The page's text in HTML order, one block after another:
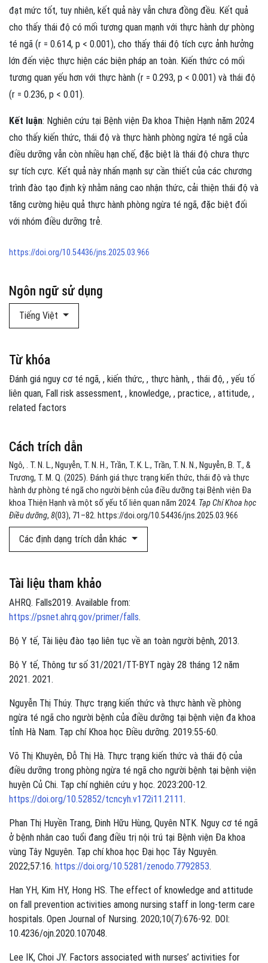
Ngôn ngữ sử dụng
Tiếng Việt
Cách trích dẫn
Ngô, . T. N. L., Nguyễn, T. N. H., Trần, T. K. L., Trần, T. N. N., Nguyễn, B. T., &
Trương, T. M. Q. (2025). Đánh giá thực trạng kiến thức, thái độ và thực
hành dự phòng té ngã cho người bệnh của điều dưỡng tại Bệnh viện Đa
khoa Thiện Hạnh và một số yếu tố liên quan năm 2024. Tạp Chí Khoa học
Điều dưỡng, 8(03), 71–82. https://doi.org/10.54436/jns.2025.03.966
Các định dạng trích dẫn khác
đạt mức tốt, tuy nhiên, kết quả này vẫn chưa đồng đều. Kết quả
cho thấy thái độ có mối tương quan mạnh với thực hành dự phòng
té ngã (r = 0.614, p < 0.001), cho thấy thái độ tích cực ảnh hưởng
lớn đến việc thực hiện các biện pháp an toàn. Kiến thức có mối
tương quan yếu hơn với thực hành (r = 0.293, p < 0.001) và thái độ
(r = 0.236, p < 0.01).
Kết luận: Nghiên cứu tại Bệnh viện Đa khoa Thiện Hạnh năm 2024
cho thấy kiến thức, thái độ và thực hành phòng ngừa té ngã của
điều dưỡng vẫn còn nhiều hạn chế, đặc biệt là thái độ chưa thực
sự tích cực. Kết quả này nhấn mạnh sự cần thiết của các chương
trình đào tạo định kỳ nhằm nâng cao nhận thức, cải thiện thái độ và
tăng cường hiệu quả thực hành phòng ngừa té ngã, đặc biệt đối
với nhóm điều dưỡng trẻ.
https://doi.org/10.54436/jns.2025.03.966
Từ khóa
Đánh giá nguy cơ té ngã , kiến thức , thực hành , thái độ , yếu tố
liên quan Fall risk assessment , knowledge , practice , attitude ,
related factors
Tài liệu tham khảo
AHRQ. Falls2019. Available from:
https://psnet.ahrq.gov/primer/falls.
Bộ Y tế, Tài liệu đào tạo liên tục về an toàn người bệnh, 2013.
Bộ Y tế, Thông tư số 31/2021/TT-BYT ngày 28 tháng 12 năm
2021. 2021.
Nguyễn Thị Thúy. Thực trạng kiến thức và thực hành về phòng
ngừa té ngã cho người bệnh của điều dưỡng tại bệnh viện đa khoa
tỉnh Hà Nam. Tạp chí Khoa học Điều dưỡng. 2019:55-60.
Võ Thị Khuyên, Đỗ Thị Hà. Thực trạng kiến thức và thái độ của
điều dưỡng trong phòng ngừa té ngã cho người bệnh tại bệnh viện
huyện Củ Chi. Tạp chí nghiên cứu y học. 2023:200-12.
https://doi.org/10.52852/tcncyh.v172i11.2111.
Phan Thị Huyền Trang, Đinh Hữu Hùng, Quyên NTK. Nguy cơ té ngã
ở bệnh nhân cao tuổi đang điều trị nội trú tại Bệnh viện Đa khoa
vùng Tây Nguyên. Tạp chí khoa học Đại học Tây Nguyên.
2022;57:16. https://doi.org/10.5281/zenodo.7792853.
Han YH, Kim HY, Hong HS. The effect of knowledge and attitude
on fall prevention activities among nursing staff in long-term care
hospitals. Open Journal of Nursing. 2020;10(7):676-92. DOI:
10.4236/ojn.2020.107048.
Lee IK, Choi JY. Factors associated with nurses’ activities for